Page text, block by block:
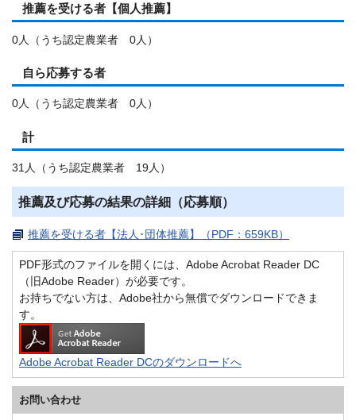
推薦を受ける者【個人推薦】
0人（うち認定農業者 0人）
自ら応募する者
0人（うち認定農業者 0人）
計
31人（うち認定農業者 19人）
推薦及び応募の結果の詳細（応募順）
推薦を受ける者【法人･団体推薦】（PDF：659KB）
PDF形式のファイルを開くには、Adobe Acrobat Reader DC
（旧Adobe Reader）が必要です。
お持ちでない方は、Adobe社から無償でダウンロードできま
す。
Adobe Acrobat Reader DCのダウンロードへ
お問い合わせ